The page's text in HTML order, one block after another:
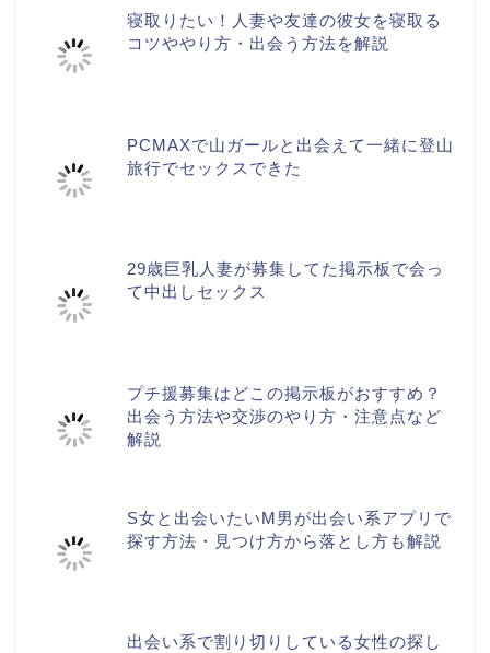
寝取りたい！人妻や友達の彼女を寝取る
コツややり方・出会う方法を解説
PCMAXで山ガールと出会えて一緒に登山
旅行でセックスできた
29歳巨乳人妻が募集してた掲示板で会っ
て中出しセックス
プチ援募集はどこの掲示板がおすすめ？
出会う方法や交渉のやり方・注意点など
解説
S女と出会いたいM男が出会い系アプリで
探す方法・見つけ方から落とし方も解説
出会い系で割り切りしている女性の探し